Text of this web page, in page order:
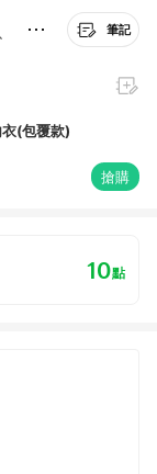
筆記
(包覆款)
搶購
10點